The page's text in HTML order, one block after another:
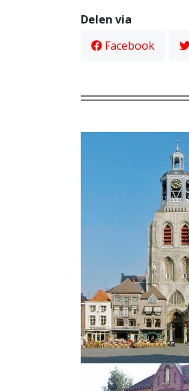
Delen via
Facebook